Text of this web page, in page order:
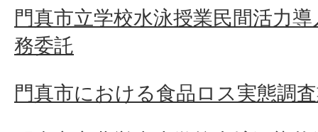
門真市立学校水泳授業民間活力
務委託
門真市における食品ロス実態調